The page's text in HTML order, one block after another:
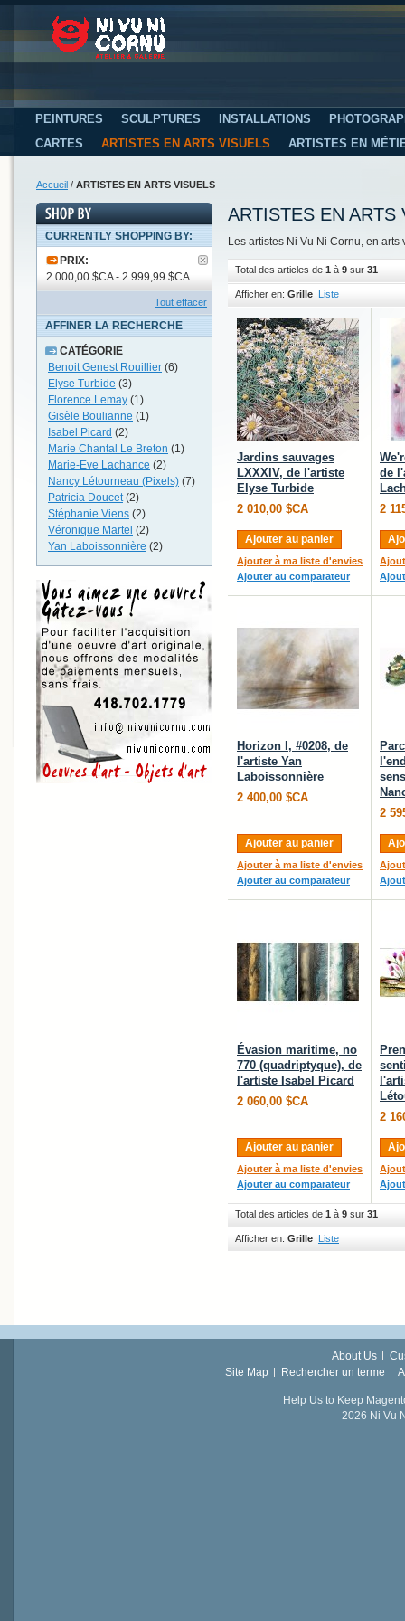
PEINTURES SCULPTURES INSTALLATIONS
CARTES
ARTISTES EN ARTS VISUELS ARTISTES EN
Accueil / ARTISTES EN ARTS VISUELS
ARTISTES EN ARTS
Les artistes Ni Vu Ni Cornu, en arts
Total des articles de 1 à 9 sur 31
Afficher en: Grille Liste
Jardins sauvages
LXXXIV, de l'artiste
Elyse Turbide
2 010,00 $CA
Ajouter au panier
Ajouter à ma liste d'envies
Ajouter au comparateur
de
2
Horizon I, #0208, de
l'artiste Yan
Laboissonnière
2 400,00 $CA
Ajouter au panier
Ajouter à ma liste d'envies
Ajouter au comparateur
2
Évasion maritime, no
770 (quadriptyque), de
l'artiste Isabel Picard
2 060,00 $CA
Ajouter au panier
Ajouter à ma liste d'envies
Ajouter au comparateur
2
Total des articles de 1 à 9 sur 31
Afficher en: Grille Liste
CURRENTLY SHOPPING BY:
PRIX:
2 000,00 $CA - 2 999,99 $CA
Tout effacer
AFFINER LA RECHERCHE
CATÉGORIE
Benoit Genest Rouillier (6)
Elyse Turbide (3)
Florence Lemay (1)
Gisèle Boulianne (1)
Isabel Picard (2)
Marie Chantal Le Breton (1)
Marie-Eve Lachance (2)
Nancy Létourneau (Pixels) (7)
Patricia Doucet(2)
Stéphanie Viens (2)
Véronique Martel (2)
Yan Laboissonnière (2)
About Us
Site Map
Rechercher un terme
Help Us to Keep
2026 Ni Vu